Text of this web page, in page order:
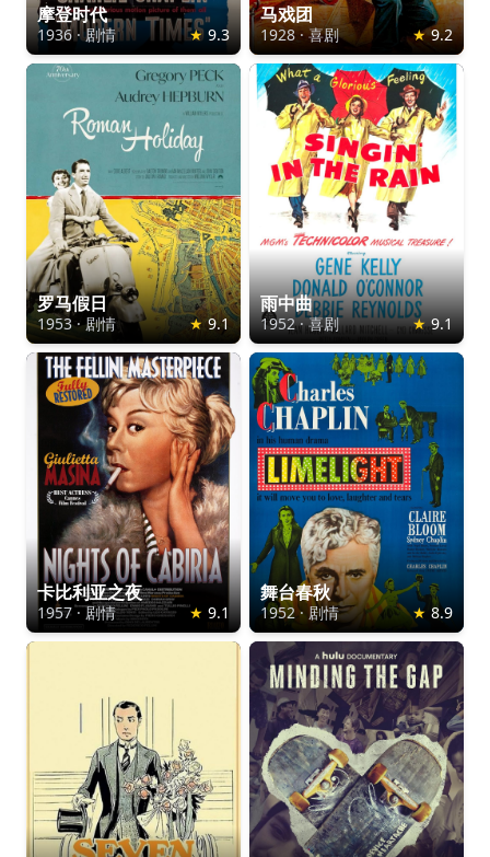
摩登时代
1936·剧情 ★ 9.3
马戏团
1928·喜剧 ★ 9.2
罗马假日
1953 ·剧情 ★ 9.1
雨中曲
1952·喜剧 ★ 9.1
卡比利亚之夜
1957·剧情 ★ 9.1
舞台春秋
1952·剧情 ★ 8.9